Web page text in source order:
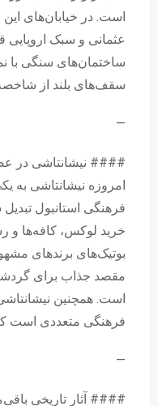
است. در خیابان‌های
عثمانی و سبک اروپایی
ساختمان‌های سنگی با
سقف‌های بلند از
—
#### نیشانتاشی در
امروزه نیشانتاشی به
فرهنگی استانبول
خرید لوکس، کافه‌ها و
بوتیک‌های برندهای
مقصد جذاب برای
است. همچنین
فرهنگی متعددی است
—
#### آثار تاریخی